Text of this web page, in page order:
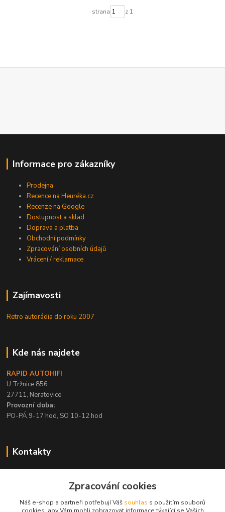
strana z 1
Informace pro zákazníky
Prodejna
Recence na Heuréka.cz
Recenze na Google
Dostupnost a sklad
Doprava a platba
Obchodní podmínky
Zpracování osobních údajů
Vrácení / reklamace
Zajímavosti
Retro autorádia do roku 2007
Kde nás najdete
RAPID AUTOHIFI
U Tržnice 856
27711, Neratovice
Provozní doba:
PO-PÁ 9-17 hod, SO 10-12 hod
Kontakty
PO-PÁ / 9-17 hod, SO 10-12 hod
info@rapid-autohifi.com
Zpracování cookies
Náš e-shop a partneři potřebují Váš souhlas s použitím souborů